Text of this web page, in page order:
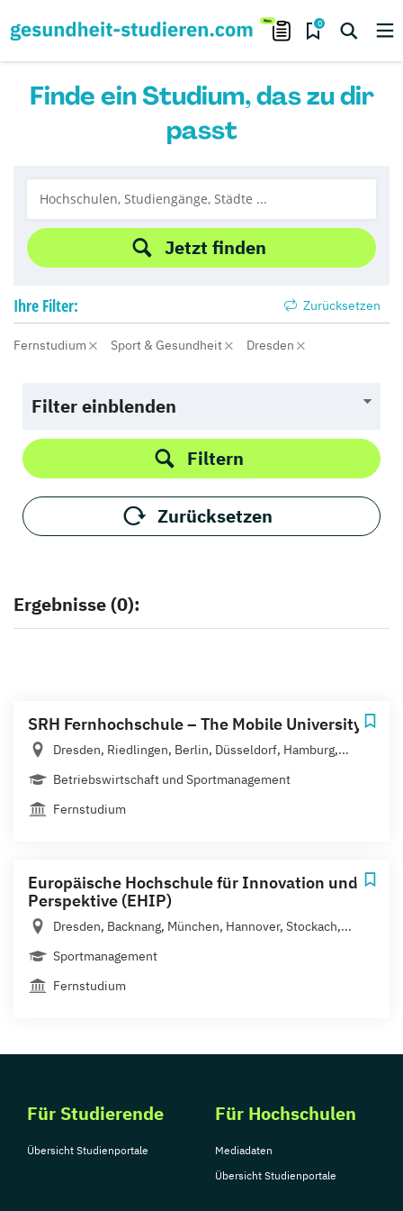
0
Finde ein Studium, das zu dir
passt
Jetzt finden
Ihre Filter: Zurücksetzen
Fernstudium Sport & Gesundheit Dresden
Filter einblenden
Filtern
Zurücksetzen
Ergebnisse (0):
SRH Fernhochschule – The Mobile University
Dresden, Riedlingen, Berlin, Düsseldorf, Hamburg,...
Betriebswirtschaft und Sportmanagement
Fernstudium
Europäische Hochschule für Innovation und
Perspektive (EHIP)
Dresden, Backnang, München, Hannover, Stockach,...
Sportmanagement
Fernstudium
Für Studierende
Übersicht Studienportale
Für Hochschulen
Mediadaten
Übersicht Studienportale